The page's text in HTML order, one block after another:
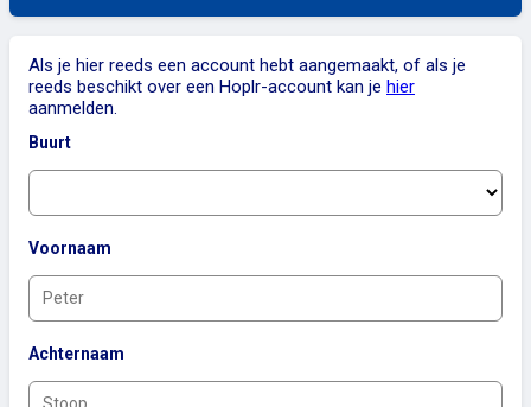
Als je hier reeds een account hebt aangemaakt, of als je
reeds beschikt over een Hoplr-account kan je hier
aanmelden.
Buurt
Voornaam
Achternaam